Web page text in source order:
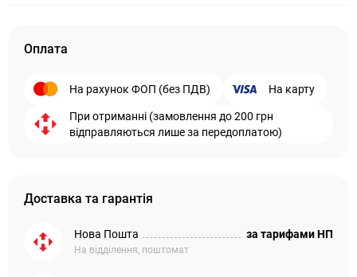
Оплата
На рахунок ФОП (без ПДВ) На карту
При отриманні (замовлення до 200 грн
відправляються лише за передоплатою)
Доставка та гарантія
Нова Пошта
На відділення, поштомат
за тарифами НП